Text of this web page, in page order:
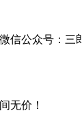
信公众号：三
无价！